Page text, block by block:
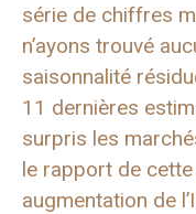
série de chiffres
n’ayons trouvé
saisonnalité
11 dernières
surpris les
le rapport de
augmentation de